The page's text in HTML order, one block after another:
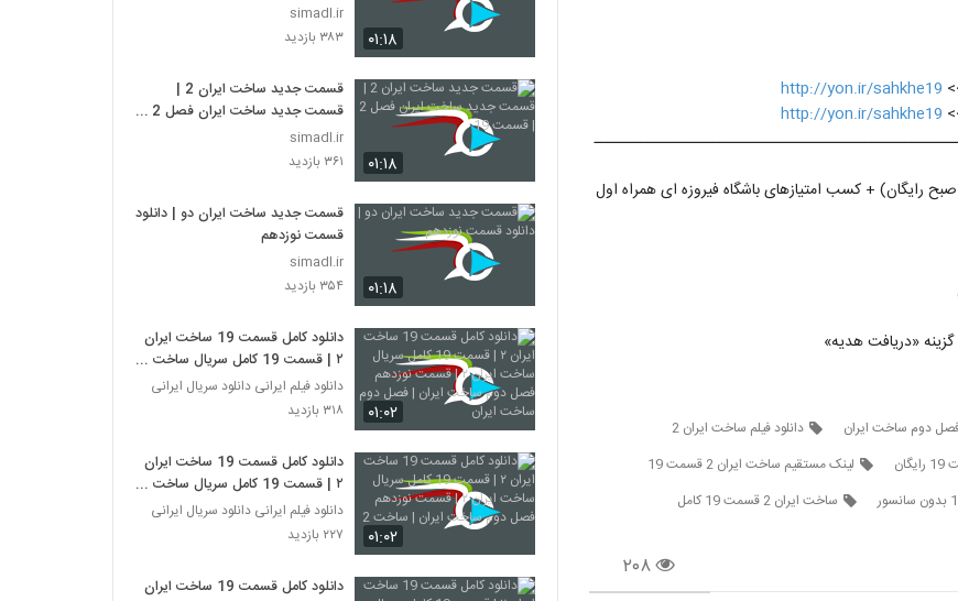
http://yon.ir/sahkhe19
http://yon.ir/sahkhe19
دوم ساخت ايران
دانلود فيلم ساخت ايران 2
لینک مستقیم ساخت ايران 2 قسمت 19
ساخت ايران 2 قسمت 19 کامل
۲۰۸
۰۱:۱۸
simadl.ir
۳۸۳ بازدید
۰۱:۱۸
قسمت جديد ساخت ايران 2 |
قسمت جديد ساخت ايران فصل 2 |
قسمت 19
simadl.ir
۳۶۱ بازدید
۰۱:۱۸
قسمت جديد ساخت ايران دو | دانلود
قسمت نوزدهم
simadl.ir
۳۵۴ بازدید
۰۱:۰۲
دانلود کامل قسمت 19 ساخت ایران
۲ | قسمت 19 کامل سریال ساخت
ایران ۲ | قسمت نوزدهم فصل دوم
ساخت ایران | فصل دوم ساخت ایران
دانلود فیلم ایرانی دانلود سریال ایرانی
۳۱۸ بازدید
۰۱:۰۲
دانلود کامل قسمت 19 ساخت ایران
۲ | قسمت 19 کامل سریال ساخت
ایران ۲ | قسمت نوزدهم فصل دوم
ساخت ایران | ساخت 2
دانلود فیلم ایرانی دانلود سریال ایرانی
۲۲۷ بازدید
دانلود کامل قسمت 19 ساخت ایران